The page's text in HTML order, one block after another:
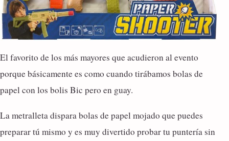
El favorito de los más mayores que acudieron al evento
porque básicamente es como cuando tirábamos bolas de
papel con los bolis Bic pero en guay.
La metralleta dispara bolas de papel mojado que puedes
preparar tú mismo y es muy divertido probar tu puntería sin